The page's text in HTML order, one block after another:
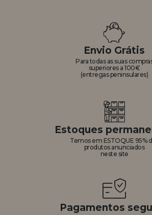
Envio Grátis
Para todas as suas
superiores a 100€
(entregas peninsulares)
Estoques
Temos em ESTOQUE 95%
produtos anunciados
neste site
Pagamentos